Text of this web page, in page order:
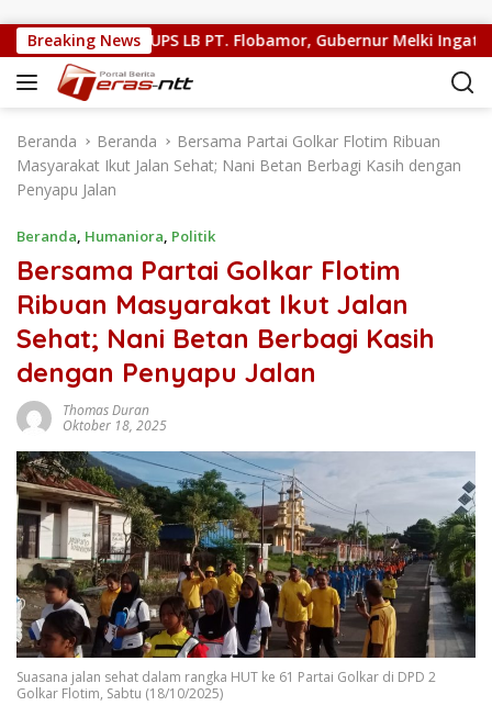
Breaking NewsRUPS LB PT. Flobamor, Gubernur Melki
Beranda Beranda
Bersama Partai Golkar Flotim Ribuan
Masyarakat Ikut Jalan Sehat; Nani Betan Berbagi Kasih dengan
Penyapu Jalan
Beranda, Humaniora, Politik
Bersama Partai Golkar Flotim
Ribuan Masyarakat Ikut Jalan
Sehat; Nani Betan Berbagi Kasih
dengan Penyapu Jalan
Thomas Duran
Oktober 18, 2025
Suasana jalan sehat dalam rangka HUT ke 61 Partai Golkar di DPD 2
Golkar Flotim, Sabtu (18/10/2025)